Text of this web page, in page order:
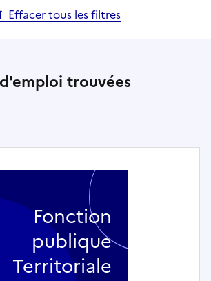
Effacer tous les filtres
trouvées
Fonction
publique
Territoriale